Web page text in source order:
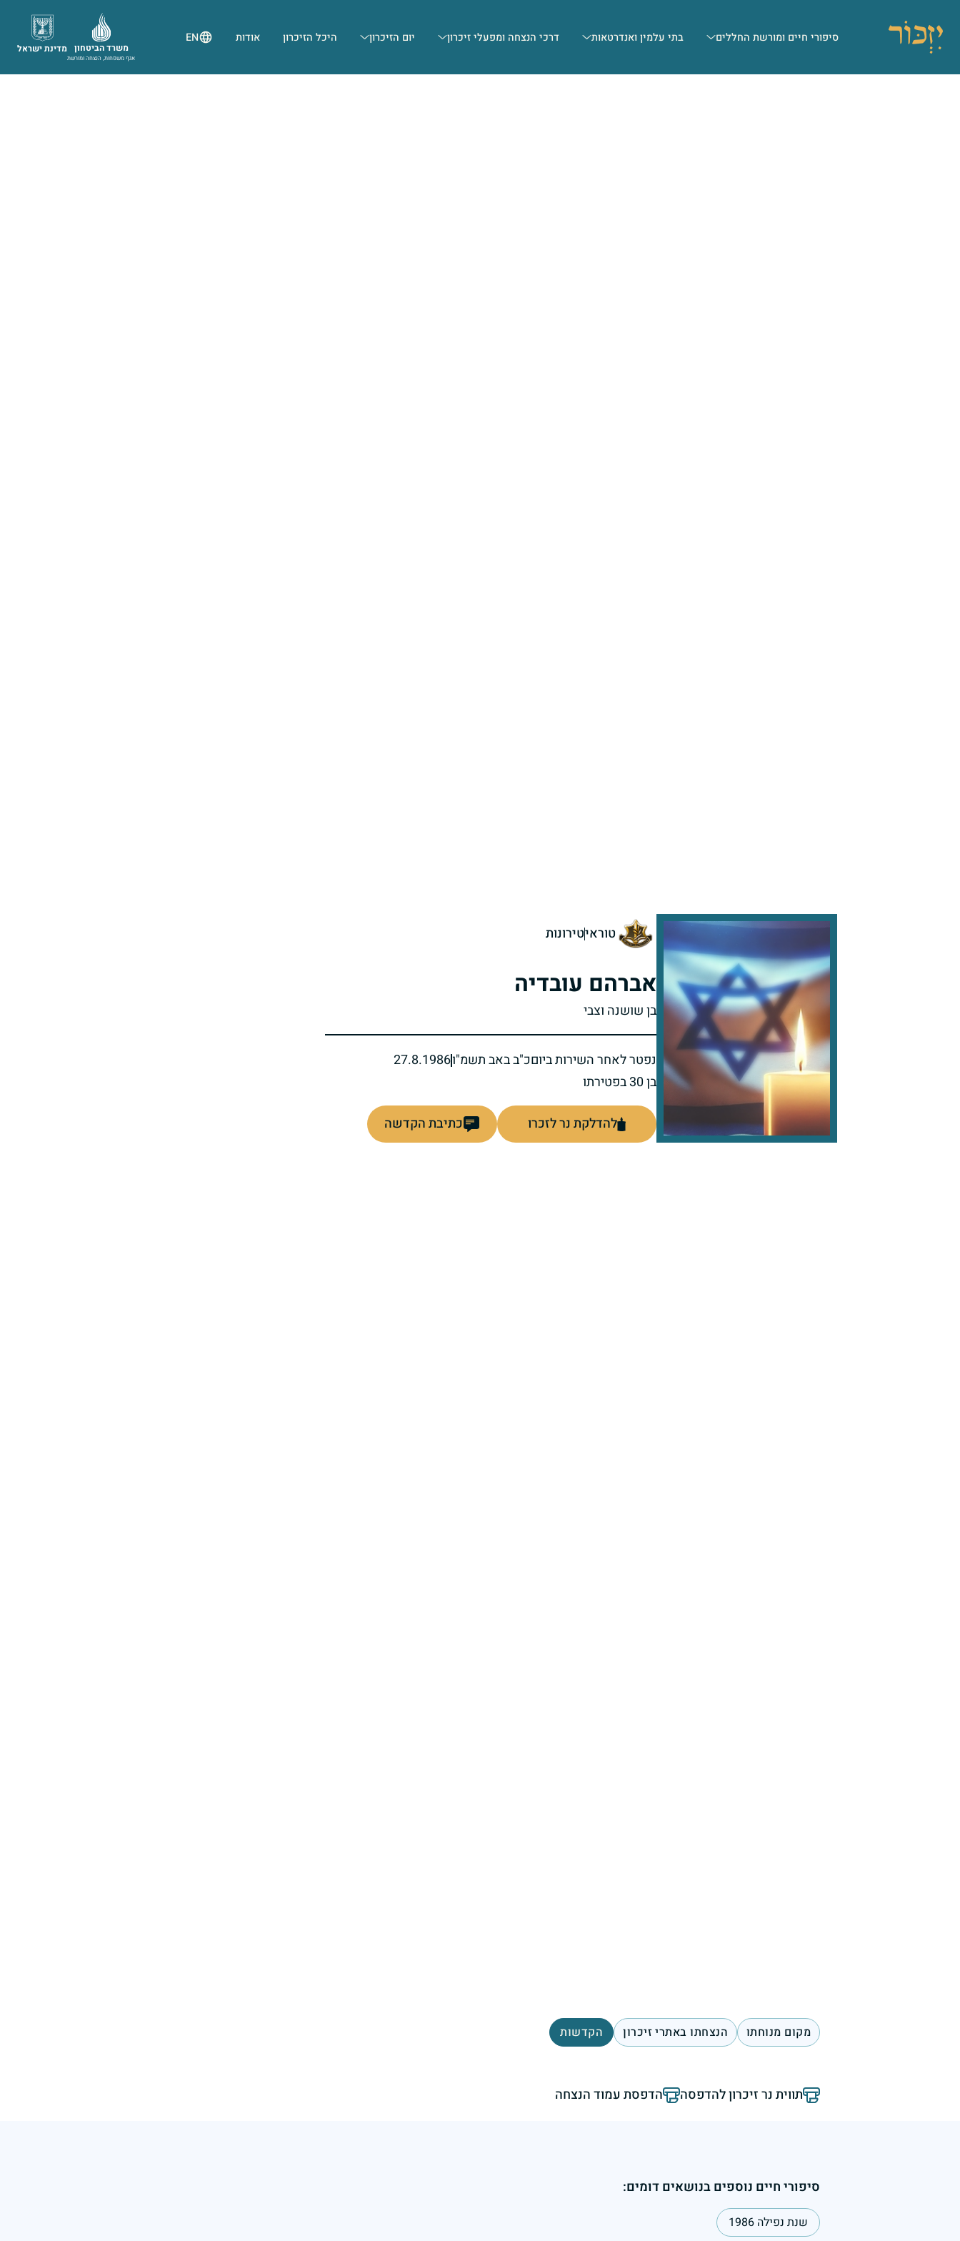
סיפורי חיים ומורשת החללים בתי עלמין ואנדרטאות דרכי הנצחה ומפעלי זיכרון יום הזיכרון היכל הזיכרון אודות EN
מדינת ישראל משרד הביטחון
אגף משפחות, הנצחה ומורשת
טוראיטירונות
אברהם עובדיה
בן שושנה וצבי
נפטר לאחר השירות ביוםכ"ב באב תשמ"ו27.8.1986
בן 30 בפטירתו
להדלקת נר לזכרו כתיבת הקדשה
מקום מנוחתו הנצחתו באתרי זיכרון הקדשות
תווית נר זיכרון להדפסה הדפסת עמוד הנצחה
סיפורי חיים נוספים בנושאים דומים:
שנת נפילה 1986